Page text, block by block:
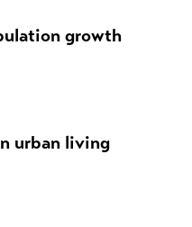
growth
urban living